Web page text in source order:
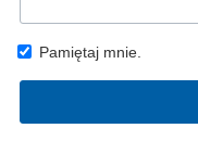
Pamiętaj mnie.